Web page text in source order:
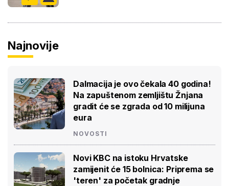
Najnovije
Dalmacija je ovo čekala 40 godina!
Na zapuštenom zemljištu Žnjana
gradit će se zgrada od 10 milijuna
eura
NOVOSTI
Novi KBC na istoku Hrvatske
zamijenit će 15 bolnica: Priprema se
'teren' za početak gradnje